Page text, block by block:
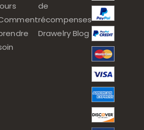
de
récompenses
Drawelry Blog